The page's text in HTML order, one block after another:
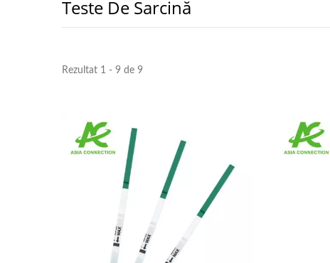
Teste De Sarcină
Rezultat 1 - 9 de 9